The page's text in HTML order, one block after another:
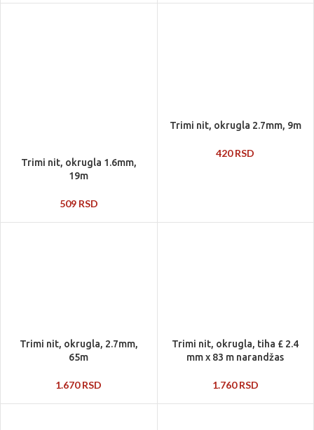
Trimi nit, okrugla 1.6mm,
19m
509 RSD
Trimi nit, okrugla 2.7mm, 9m
420RSD
Trimi nit, okrugla, 2.7mm,
65m
1.670RSD
Trimi nit, okrugla, tiha £ 2.4
mm x 83 m narandžas
1.760RSD